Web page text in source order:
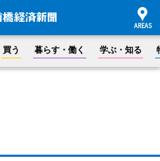
買う 暮らす・働く 学ぶ・知る